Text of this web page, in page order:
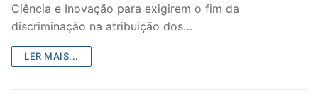
Ciência e Inovação para exigirem o fim da
discriminação na atribuição dos…
LER MAIS...